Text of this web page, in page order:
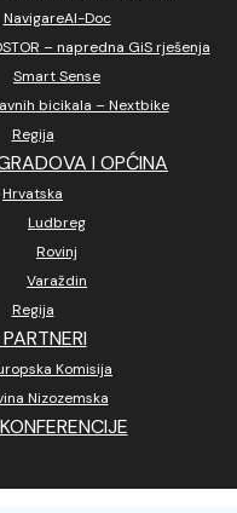
NavigareAI-Doc
– napredna GiS rješenja
Smart Sense
bicikala – Nextbike
Regija
I OPĆINA
Hrvatska
Ludbreg
Rovinj
Varaždin
Regija
Komisija
Nizozemska